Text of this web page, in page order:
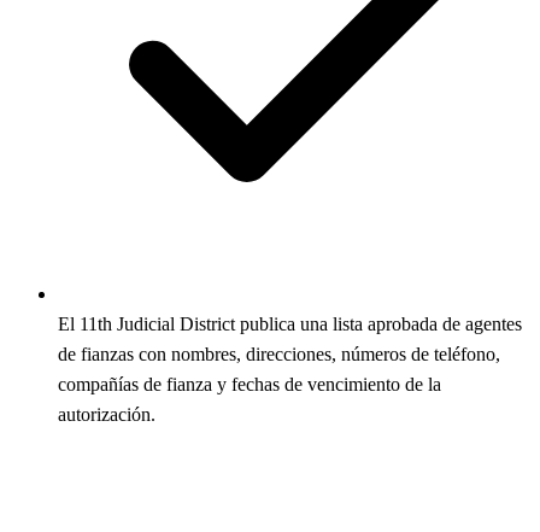
El 11th Judicial District publica una lista aprobada de agentes
de fianzas con nombres, direcciones, números de teléfono,
compañías de fianza y fechas de vencimiento de la
autorización.